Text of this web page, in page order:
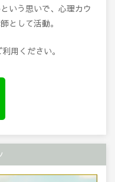
いう思いで、心理カウ
として活動。
用ください。